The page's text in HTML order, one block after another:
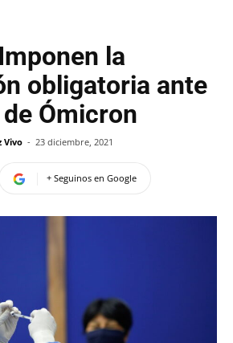
la
obligatoria ante
Ómicron
Vivo - 23 diciembre, 2021
+ Seguinos en Google